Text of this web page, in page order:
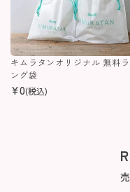
キムラタンオリジナル 無料
ング袋
¥0(税込)